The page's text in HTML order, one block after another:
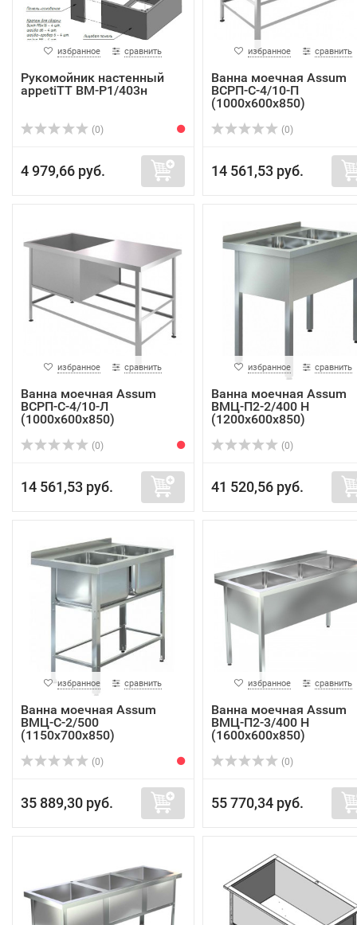
избранное сравнить
Рукомойник настенный
appetiTT ВМ-Р1/403н
(0)
4 979,66 руб.
избранное сравнить
Ванна моечная Assum
ВСРП-С-4/10-П
(1000х600х850)
(0)
14 561,53 руб.
избранное сравнить
Ванна моечная Assum
ВСРП-С-4/10-Л
(1000х600х850)
(0)
14 561,53 руб.
избранное сравнить
Ванна моечная Assum
ВМЦ-П2-2/400 Н
(1200х600х850)
(0)
41 520,56 руб.
избранное сравнить
Ванна моечная Assum
ВМЦ-С-2/500
(1150х700х850)
(0)
35 889,30 руб.
избранное сравнить
Ванна моечная Assum
ВМЦ-П2-3/400 Н
(1600х600х850)
(0)
55 770,34 руб.